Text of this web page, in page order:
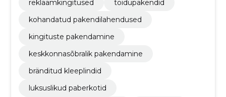
reklaamkingitused
toidupakendid
kohandatud pakendilahendused
kingituste pakendamine
keskkonnasõbralik pakendamine
bränditud kleeplindid
luksuslikud paberkotid